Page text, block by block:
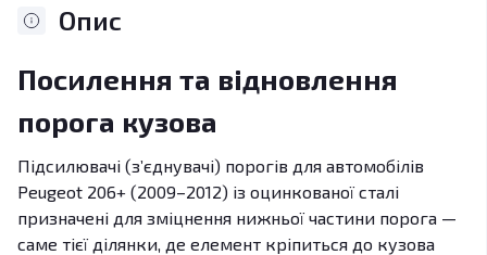
Опис
Посилення та відновлення
порога кузова
Підсилювачі (з’єднувачі) порогів для автомобілів
Peugeot 206+ (2009–2012) із оцинкованої сталі
призначені для зміцнення нижньої частини порога —
саме тієї ділянки, де елемент кріпиться до кузова